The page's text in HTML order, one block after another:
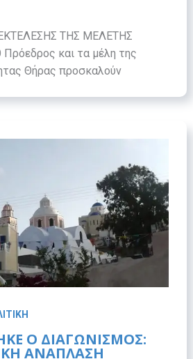
ΤΗΣ ΜΕΛΕΤΗΣ
και τα μέλη της
Θήρας προσκαλούν
Ο ΔΙΑΓΩΝΙΣΜΟΣ:
ΑΝΑΠΛΑΣΗ